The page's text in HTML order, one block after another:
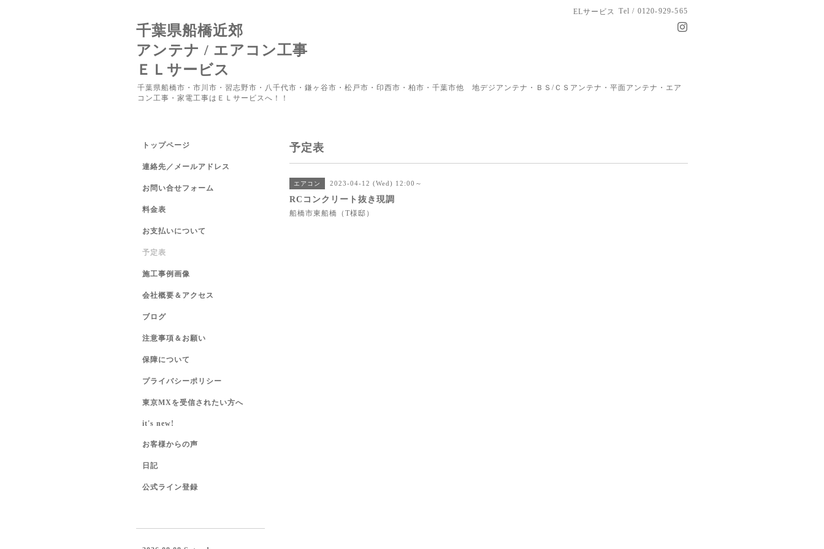
ELサービス Tel / 0120-929-565
千葉県船橋近郊
アンテナ / エアコン工事
ＥＬサービス
千葉県船橋市・市川市・習志野市・八千代市・鎌ヶ谷市・松戸市・印西市・柏市・千葉市他 地デジアンテナ・ＢＳ/ＣＳアンテナ・平面アンテナ・エア
コン工事・家電工事はＥＬサービスへ！！
予定表
エアコン 2023-04-12 (Wed) 12:00～
RCコンクリート抜き現調
船橋市東船橋（T様邸）
トップページ
連絡先／メールアドレス
お問い合せフォーム
料金表
お支払いについて
予定表
施工事例画像
会社概要＆アクセス
ブログ
注意事項＆お願い
保障について
プライバシーポリシー
東京MXを受信されたい方へ
it's new!
お客様からの声
日記
公式ライン登録